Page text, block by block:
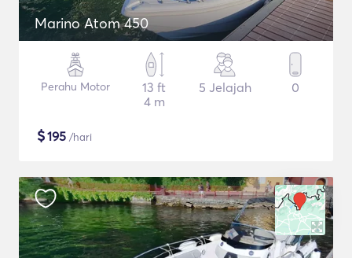
Marino Atom 450
Perahu Motor
13 ft
4 m
5 Jelajah 0
$195 /hari